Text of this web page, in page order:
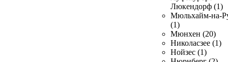
Люкендорф (1)
Мюльхайм-на-
(1)
Мюнхен (20)
Николасзее (1)
Нойзес (1)